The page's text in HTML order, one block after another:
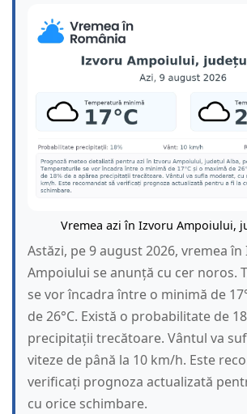
Vremea azi în Izvoru Ampoiului,
Astăzi, pe 9 august 2026, vremea în
Ampoiului se anunță cu cer noros.
se vor încadra între o minimă de
de 26°C. Există o probabilitate de
precipitații trecătoare. Vântul va
viteze de până la 10 km/h. Este
verificați prognoza actualizată
cu orice schimbare.